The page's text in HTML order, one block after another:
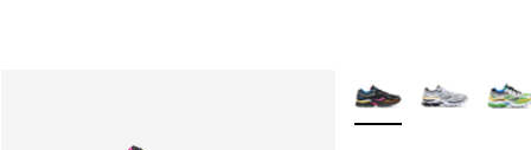
Plus de couleurs